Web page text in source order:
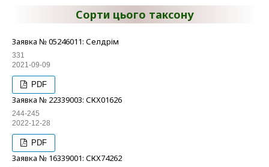
Сорти цього таксону
Заявка № 05246011: Селдрім
331
2021-09-09
PDF
Заявка № 22339003: СКХ01626
244-245
2022-12-28
PDF
Заявка № 16339001: СКХ74262